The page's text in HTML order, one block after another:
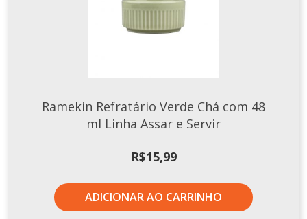
Ramekin Refratário Verde Chá com 48
ml Linha Assar e Servir
R$15,99
ADICIONAR AO CARRINHO